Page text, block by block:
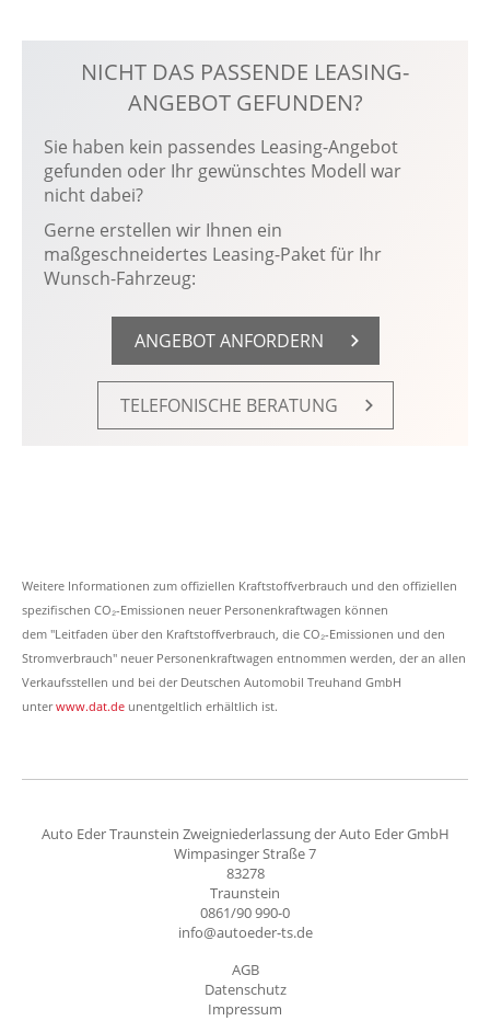
NICHT DAS PASSENDE LEASING-
ANGEBOT GEFUNDEN?
Sie haben kein passendes Leasing-Angebot
gefunden oder Ihr gewünschtes Modell war
nicht dabei?
Gerne erstellen wir Ihnen ein
maßgeschneidertes Leasing-Paket für Ihr
Wunsch-Fahrzeug:
AN­GE­BOT AN­FOR­DERN
TE­LE­FO­NI­SCHE BE­RA­TUNG
Weitere Informationen zum offiziellen Kraftstoffverbrauch und den offiziellen
spezifischen CO₂-Emissionen neuer Personenkraftwagen können
dem "Leitfaden über den Kraftstoffverbrauch, die CO₂-Emissionen und den
Stromverbrauch" neuer Personenkraftwagen entnommen werden, der an allen
Verkaufsstellen und bei der Deutschen Automobil Treuhand GmbH
unterwww.dat.de unentgeltlich erhältlich ist.
Auto Eder Traunstein Zweigniederlassung der Auto Eder GmbH
Wimpasinger Straße 7
83278
Traunstein
0861/90 990-0
info@autoeder-ts.de
AGB
Datenschutz
Impressum